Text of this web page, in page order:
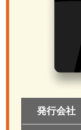
発行会社